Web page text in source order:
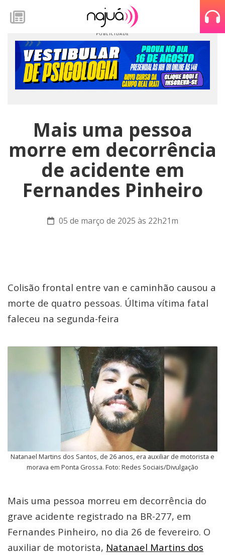
Mais uma pessoa
morre em decorrência
de acidente em
Fernandes Pinheiro
05 de março de 2025 às 22h21m
Colisão frontal entre van e caminhão causou a
morte de quatro pessoas. Última vítima fatal
faleceu na segunda-feira
Natanael Martins dos Santos, de 26 anos, era auxiliar de motorista e
morava em Ponta Grossa. Foto: Redes Sociais/Divulgação
Mais uma pessoa morreu em decorrência do
grave acidente registrado na BR-277, em
Fernandes Pinheiro, no dia 26 de fevereiro. O
auxiliar de motorista, Natanael Martins dos